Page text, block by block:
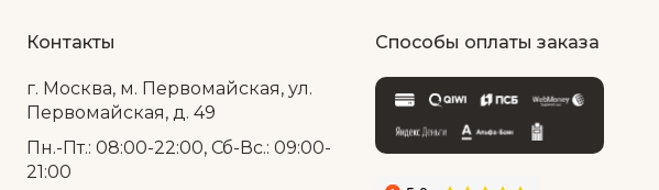
Контакты
г. Москва, м. Первомайская, ул.
Первомайская, д. 49
Пн.-Пт.: 08:00-22:00, Сб-Вс.: 09:00-
21:00
Способы оплаты заказа